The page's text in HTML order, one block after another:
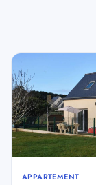
APPARTEMENT